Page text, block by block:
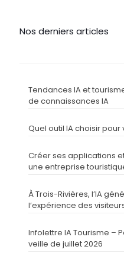
Nos derniers articles
Tendances IA et
de connaissances IA
Quel outil IA choisir
Créer ses applications
une entreprise
À Trois-Rivières, l’IA
l’expérience des
Infolettre IA Tourisme –
veille de juillet 2026